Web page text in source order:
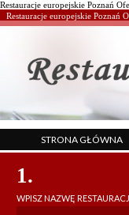
Restauracje europejskie Poznań
Restauracje europejskie Poznań
STRONA GŁÓWNA
1.
WPISZ NAZWĘ